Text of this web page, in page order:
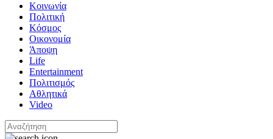
Κοινωνία
Πολιτική
Κόσμος
Οικονομία
Άποψη
Life
Entertainment
Πολιτισμός
Αθλητικά
Video